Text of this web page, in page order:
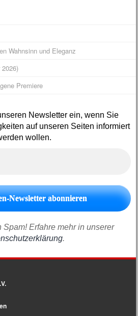
Wahnsinn und Eleganz
Premiere
Newsletter ein, wenn Sie
auf unseren Seiten informiert
wollen.
Spam! Erfahre mehr in unserer
.